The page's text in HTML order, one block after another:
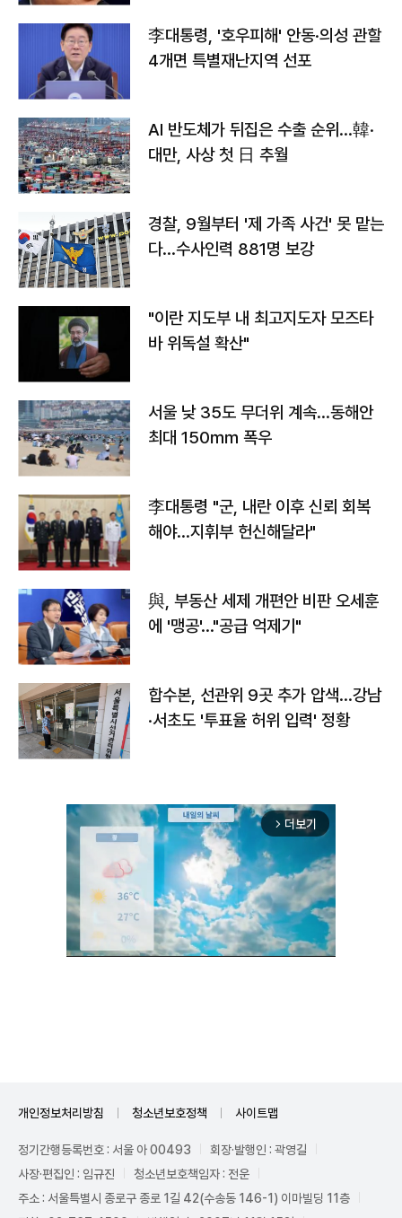
李대통령, '호우피해' 안동·의성 관할
4개면 특별재난지역 선포
AI 반도체가 뒤집은 수출 순위…韓·
대만, 사상 첫 日 추월
경찰, 9월부터 '제 가족 사건' 못 맡는
다…수사인력 881명 보강
"이란 지도부 내 최고지도자 모즈타
바 위독설 확산"
서울 낮 35도 무더위 계속…동해안
최대 150㎜ 폭우
李대통령 "군, 내란 이후 신뢰 회복
해야…지휘부 헌신해달라"
與, 부동산 세제 개편안 비판 오세훈
에 '맹공'…"공급 억제기"
합수본, 선관위 9곳 추가 압색…강남
·서초도 '투표율 허위 입력' 정황
arrow_forward_ios 더보기
개인정보처리방침 청소년보호정책 사이트맵
정기간행등록번호 : 서울 아 00493
회장·발행인 : 곽영길
사장·편집인 : 임규진
청소년보호책임자 : 전운
주소 : 서울특별시 종로구 종로 1길 42(수송동 146-1) 이마빌딩 11층